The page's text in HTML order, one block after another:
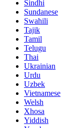
Sindhi
Sundanese
Swahili
Tajik
Tamil
Telugu
Thai
Ukrainian
Urdu
Uzbek
Vietnamese
Welsh
Xhosa
Yiddish